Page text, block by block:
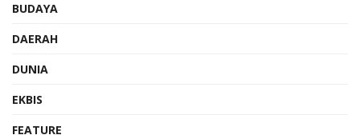
BUDAYA
DAERAH
DUNIA
EKBIS
FEATURE